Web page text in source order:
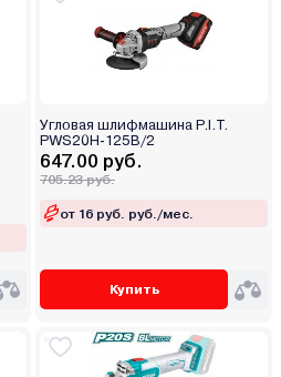
Угловая шлифмашина P.I.T.
PWS20H-125B/2
647.00 руб.
705.23 руб.
от 16 руб. руб./мес.
Купить